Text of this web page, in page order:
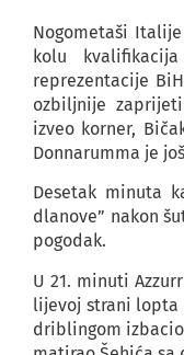
Nogometaši
kolu
reprezentacije
ozbiljnije
izveo korner,
Donnarumma je
Desetak minuta
dlanove” nakon
pogodak.
U 21. minuti
lijevoj strani lopta
driblingom